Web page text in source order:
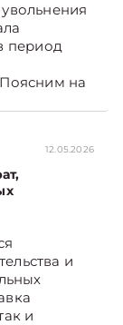
в новостях
период
Поясним на
12.05.2026
и
и